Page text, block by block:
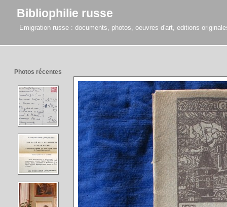
Bibliophilie russe
Emigration russe : documents, photos, oeuvres d'art, editions
Photos récentes